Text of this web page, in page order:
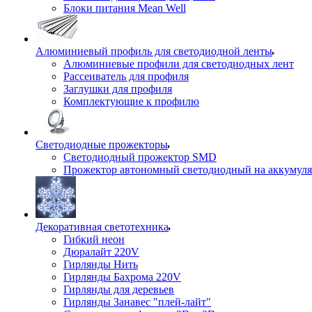
Блоки питания Mean Well
Алюминиевый профиль для светодиодной ленты
Алюминиевые профили для светодиодных лент
Рассеиватель для профиля
Заглушки для профиля
Комплектующие к профилю
Светодиодные прожекторы
Светодиодный прожектор SMD
Прожектор автономный светодиодный на
Декоративная светотехника
Гибкий неон
Дюралайт 220V
Гирлянды Нить
Гирлянды Бахрома 220V
Гирлянды для деревьев
Гирлянды Занавес "плей-лайт"